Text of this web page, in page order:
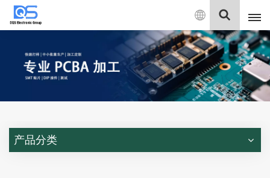
中
文
English
中文
Deutsch
产品分类